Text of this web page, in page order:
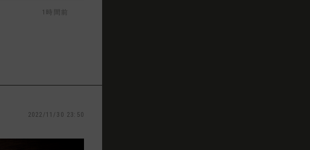
1時間前
2022/11/30 23:50